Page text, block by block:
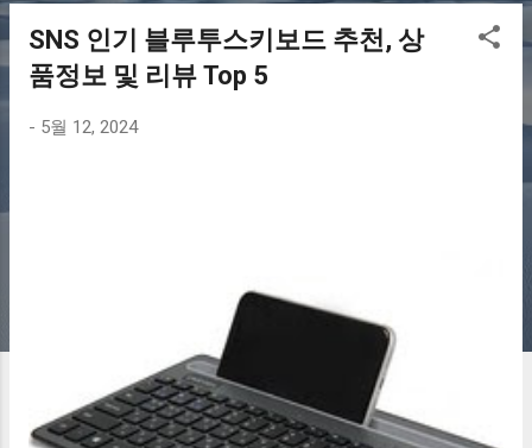
SNS 인기 블루투스키보드 추천, 상
품정보 및 리뷰 Top 5
- 5월 12, 2024